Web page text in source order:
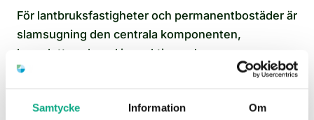
Samtycke Information Om
För lantbruksfastigheter och permanentbostäder är
slamsugning den centrala komponenten,
kompletterad med inspektion och
underhållsspolning vid behov. Vi anpassar mixen
efter fastigheten och justerar löpande baserat på
vad ronderingen visar. Återkommande tillsyn är